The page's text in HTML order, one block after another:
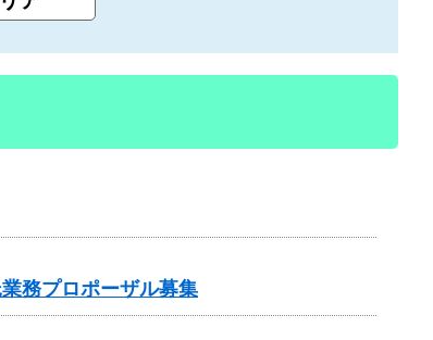
務プロポーザル募集